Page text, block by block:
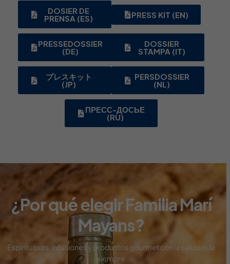
DOSIER DE
PRENSA (ES) PRESS KIT (EN)
PRESSEDOSSIER
(DE)
DOSSIER
STAMPA (IT)
プレスキット
(JP)
PERSDOSSIER
(NL)
ПРЕСС-ДОСЬЕ
(RU)
¿Por qué elegir Familia Marí
Mayans?
Espirituosos, infusiones y productos gourmet con la calidad de
siempre